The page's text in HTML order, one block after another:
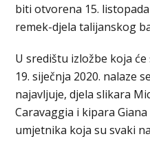
biti otvorena 15.
remek-djela talijanskog
U središtu izložbe koja
19. siječnja 2020. nalaze
najavljuje, djela slikara
Caravaggia i kipara
umjetnika koja su svaki